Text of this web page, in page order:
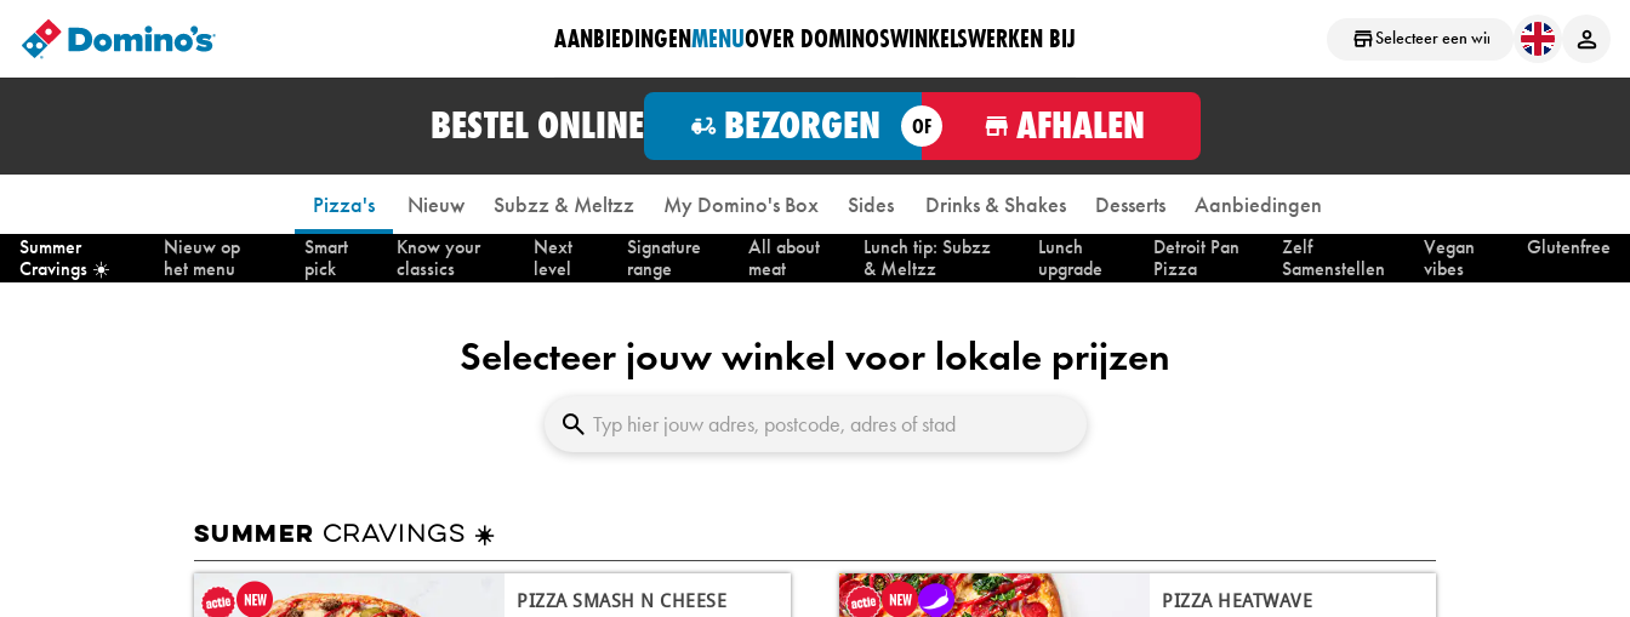
Selecteer een winkel
AANBIEDINGENMENUOVER DOMINOSWINKELSWERKEN BIJ
BESTEL ONLINE BEZORGEN OF AFHALEN
Pizza's
Summer
Cravings ☀️
Nieuw op
het menu
Smart
pick
Know your
classics
Next
level
Signature
range
All about
meat
Lunch tip: Subzz
& Meltzz
Lunch
upgrade
Detroit Pan
Pizza
Zelf
Samenstellen
Vegan
vibes
Glutenfree
Nieuw Subzz & Meltzz My Domino's Box Sides Drinks & Shakes Desserts Aanbiedingen
Selecteer jouw winkel voor lokale prijzen
SUMMER CRAVINGS ☀️
PIZZA SMASH N CHEESE PIZZA HEATWAVE